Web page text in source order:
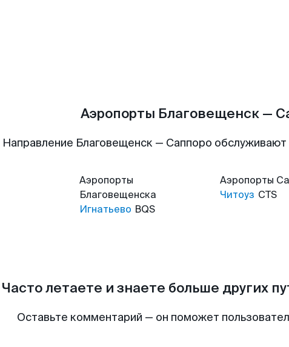
Аэропорты Благовещенск —
Направление Благовещенск — Саппоро
Аэропорты
Благовещенска
Игнатьево BQS
Аэропорты
Читоуз CTS
Часто летаете и знаете больше других
Оставьте комментарий — он поможет